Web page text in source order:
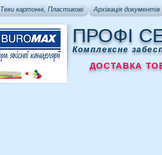
Теки картонні, Пластикові Архівація документів
ПРОФІ
Комплексне
ДОСТАВКА